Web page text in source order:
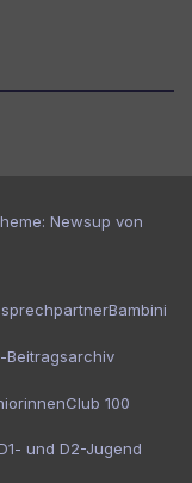
Newsup von
Bambini
Beitragsarchiv
Club 100
und D2-Jugend